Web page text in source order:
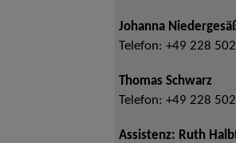
Johanna
Telefon: +49 228
Thomas Schwarz
Telefon: +49 228
Assistenz: Ruth